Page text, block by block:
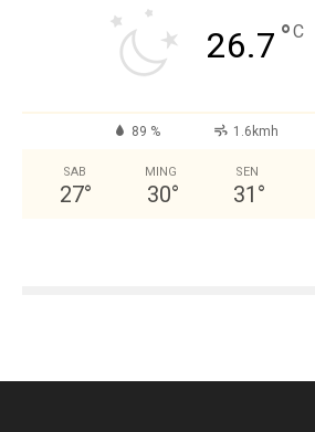
26.7 °C
89 % 1.6kmh
SAB
27°
MING
30°
SEN
31 °